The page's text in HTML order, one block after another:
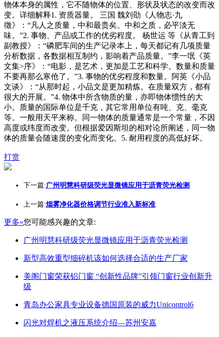
物体本身的属性，它不随物体的位置、形状及状态的改变而改
变。详细解释1. 资质器量。 三国 魏刘劭《人物志·九
徵》：“凡人之质量，中和最贵矣。中和之质，必平淡无
味。”2. 事物、产品或工作的优劣程度。 杨世运 等《从青工到
副教授》：“磷肥车间的生产记录本上，每天都记有几项质量
分析数据，各数据相互制约，影响着产品质量。”李一氓《英
文集>序》：“电影，是艺术，更加是工艺和科学。数量和质量
不要再那么寒伧了。”3. 事物的优劣程度和数量。阿英《小品
文谈》：“从那时起，小品文是更加精炼。在质量双方，都有
很大的开展。”4. 物体中所含物质的量，亦即物体惯性的大
小。质量的国际单位是千克，其它常用单位有吨、克、毫克
等。一般用天平来称。同一物体的质量通常是一个常量，不因
高度或纬度而改变。但根据爱因斯坦的相对论所阐述，同一物
体的质量会随速度的变化而变化。5. 耐用程度的高低好坏。
打赏
下一篇:广州明慧科研级荧光显微镜应用于沥青荧光检测
上一篇:烟雾净化器价格调节行业准入新标准
更多»您可能感兴趣的文章:
广州明慧科研级荧光显微镜应用于沥青荧光检测
新型高效重型细碎机该如何选择合适的生产厂家
美阁门窗荣获铝门窗 “创新性品牌”引领门窗行业创新升
级
青岛办公家具专业设备德国原装的威力Unicontrol6
闪光对焊机之液压系统介绍—苏州安嘉